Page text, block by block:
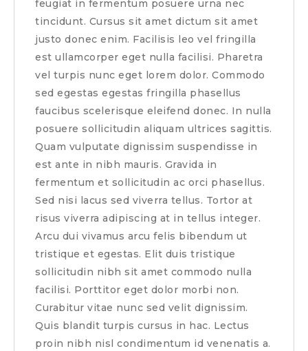
feugiat in fermentum posuere urna nec
tincidunt. Cursus sit amet dictum sit amet
justo donec enim. Facilisis leo vel fringilla
est ullamcorper eget nulla facilisi. Pharetra
vel turpis nunc eget lorem dolor. Commodo
sed egestas egestas fringilla phasellus
faucibus scelerisque eleifend donec. In nulla
posuere sollicitudin aliquam ultrices sagittis.
Quam vulputate dignissim suspendisse in
est ante in nibh mauris. Gravida in
fermentum et sollicitudin ac orci phasellus.
Sed nisi lacus sed viverra tellus. Tortor at
risus viverra adipiscing at in tellus integer.
Arcu dui vivamus arcu felis bibendum ut
tristique et egestas. Elit duis tristique
sollicitudin nibh sit amet commodo nulla
facilisi. Porttitor eget dolor morbi non.
Curabitur vitae nunc sed velit dignissim.
Quis blandit turpis cursus in hac. Lectus
proin nibh nisl condimentum id venenatis a.